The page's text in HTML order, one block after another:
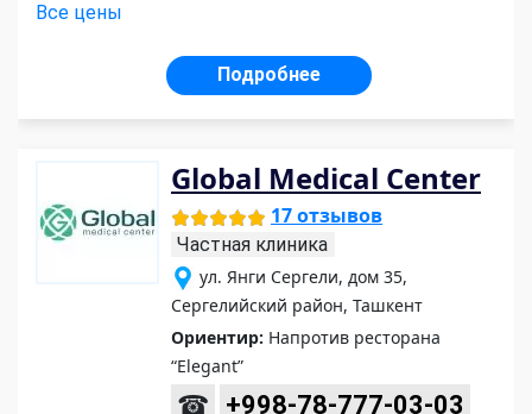
Все цены
Подробнее
Global Medical Center
17 отзывов
Частная клиника
ул. Янги Сергели, дом 35,
Сергелийский район, Ташкент
Ориентир: Напротив ресторана
“Elegant”
☎
+998-78-777-03-03